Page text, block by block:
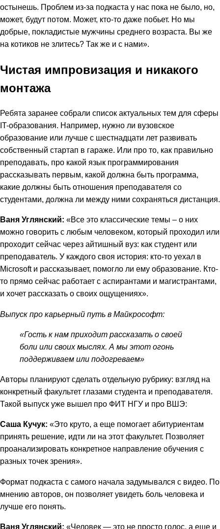
остынешь. Проблем из-за подкаста у нас пока не было, но,
может, будут потом. Может, кто-то даже побьет. Но мы
добрые, покладистые мужчины среднего возраста. Вы же
на котиков не злитесь? Так же и с нами».
Чистая импровизация и никакого
монтажа
Ребята заранее собрали список актуальных тем для сферы
IT-образования. Например, нужно ли вузовское
образование или лучше с шестнадцати лет развивать
собственный стартап в гараже. Или про то, как правильно
преподавать, про какой язык программирования
рассказывать первым, какой должна быть программа,
какие должны быть отношения преподавателя со
студентами, должна ли между ними сохраняться дистанция.
Ваня Углянский: «Все это классические темы – о них
можно говорить с любым человеком, который проходил или
проходит сейчас через айтишный вуз: как студент или
преподаватель. У каждого своя история: кто-то уехал в
Microsoft и рассказывает, помогло ли ему образование. Кто-
то прямо сейчас работает с аспирантами и магистрантами,
и хочет рассказать о своих ощущениях».
Выпуск про карьерный путь в Майкрософт:
«Гость к нам приходит рассказать о своей
боли или своих мыслях. А мы этот огонь
поддерживаем или подогреваем»
Авторы планируют сделать отдельную рубрику: взгляд на
конкретный факультет глазами студента и преподавателя.
Такой выпуск уже вышел про ФИТ НГУ и про ВШЭ:
Саша Кучук: «Это круто, а еще помогает абитуриентам
принять решение, идти ли на этот факультет. Позволяет
проанализировать конкретное направление обучения с
разных точек зрения».
Формат подкаста с самого начала задумывался с видео. По
мнению авторов, он позволяет увидеть боль человека и
лучше его понять.
Ваня Углянский: «Человек — это не просто голос, а еще и